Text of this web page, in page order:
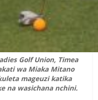
Golf Union, Timea
wa Miaka Mitano
mageuzi katika
na wasichana nchini.